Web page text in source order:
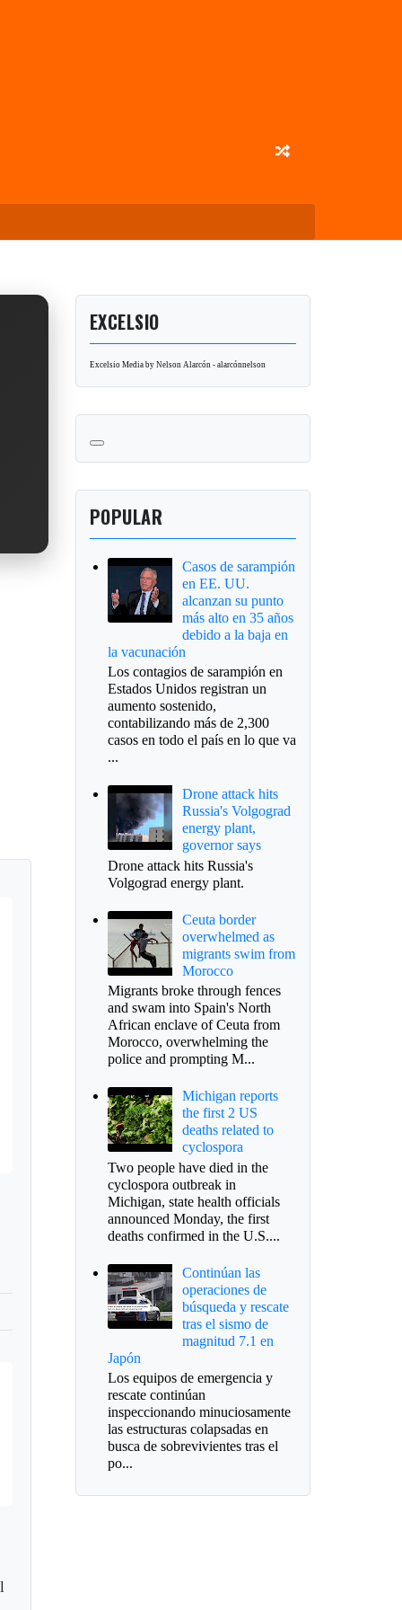
EXCELSIO
Excelsio Media by Nelson Alarcón - alarcónnelson
POPULAR
Casos de sarampión
en EE. UU.
alcanzan su punto
más alto en 35 años
debido a la baja en
la vacunación
Los contagios de sarampión en
Estados Unidos registran un
aumento sostenido,
contabilizando más de 2,300
casos en todo el país en lo que va
...
Drone attack hits
Russia's Volgograd
energy plant,
governor says
Drone attack hits Russia's
Volgograd energy plant.
Ceuta border
overwhelmed as
migrants swim from
Morocco
Migrants broke through fences
and swam into Spain's North
African enclave of Ceuta from
Morocco, overwhelming the
police and prompting M...
Michigan reports
the first 2 US
deaths related to
cyclospora
Two people have died in the
cyclospora outbreak in
Michigan, state health officials
announced Monday, the first
deaths confirmed in the U.S....
Continúan las
operaciones de
búsqueda y rescate
tras el sismo de
magnitud 7.1 en
Japón
Los equipos de emergencia y
rescate continúan
inspeccionando minuciosamente
las estructuras colapsadas en
busca de sobrevivientes tras el
po...